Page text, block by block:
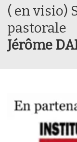
( en visio)
pastorale
Jérôme